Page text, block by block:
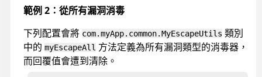
範例 2：從所有漏洞消毒
下列配置會將 com.myApp.common.MyEscapeUtils 類別
中的 myEscapeAll 方法定義為所有漏洞類型的消毒器，
而回覆值會遭到清除。